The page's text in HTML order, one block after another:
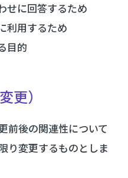
せに回答するため
利用するため
目的
更）
前後の関連性について
り変更するものとしま